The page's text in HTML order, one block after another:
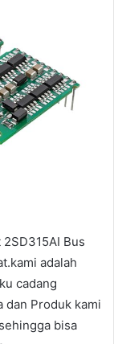
Bus
adalah
cadang
dan Produk kami
bisa